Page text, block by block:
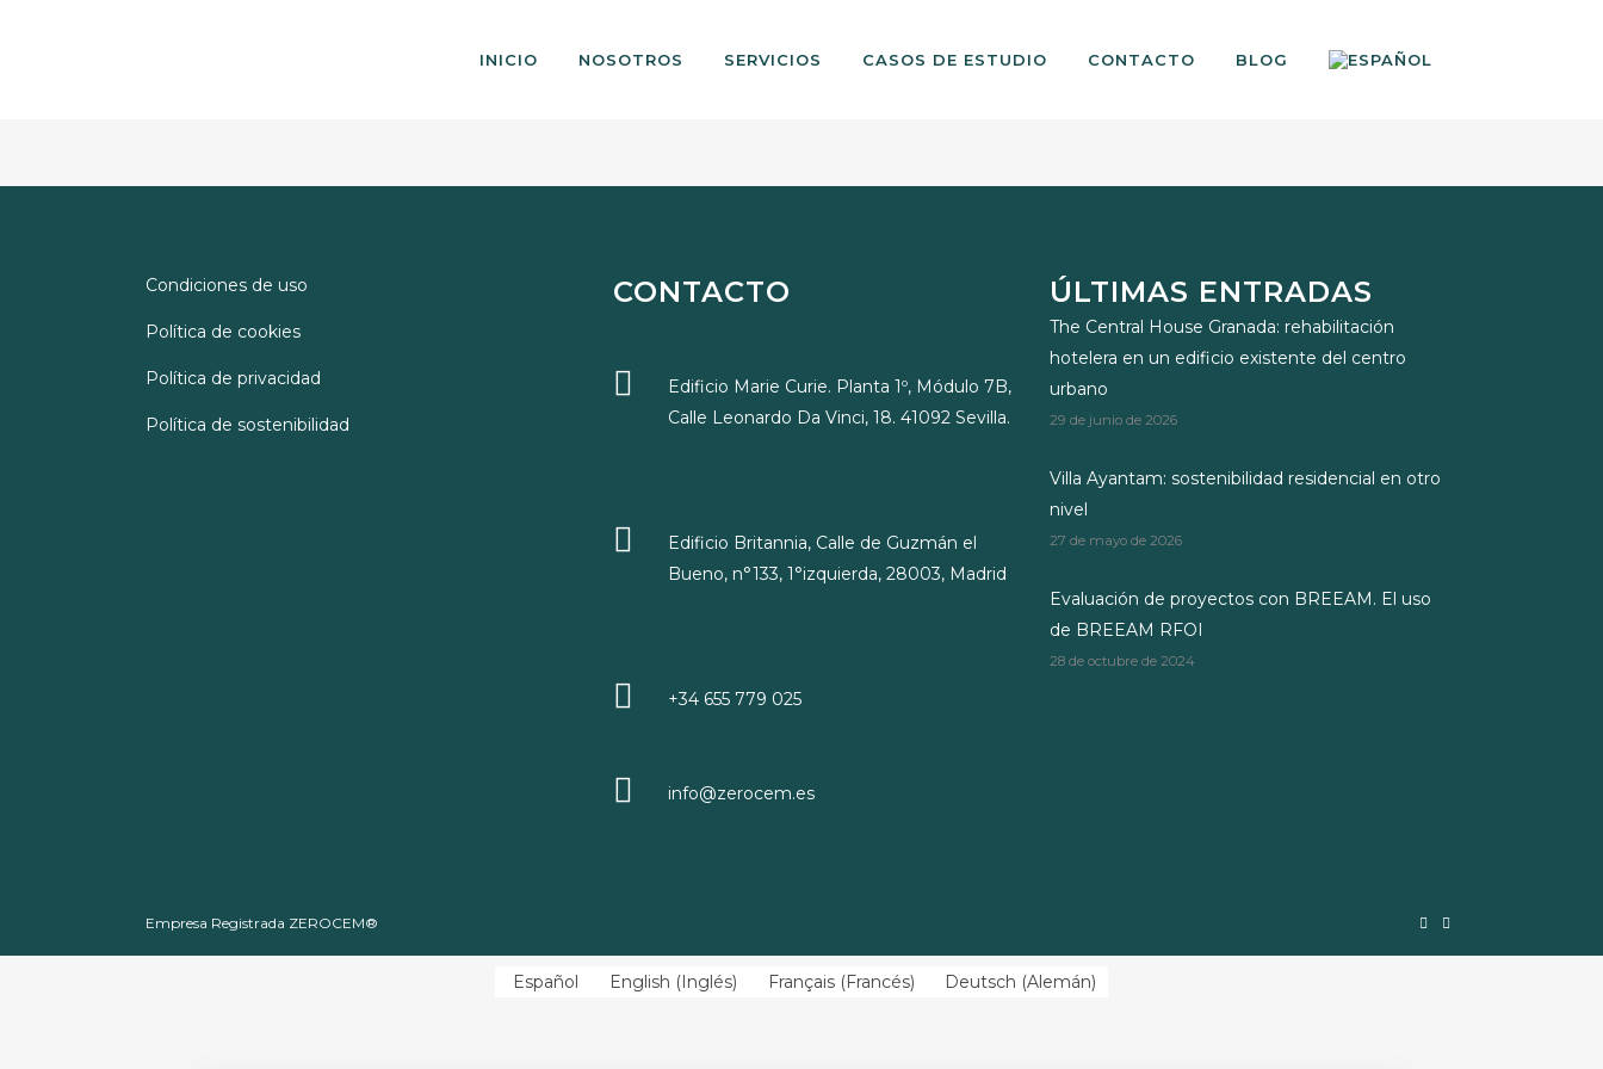
INICIO NOSOTROS SERVICIOS CASOS DE ESTUDIO CONTACTO BLOG
Condiciones de uso
Política de cookies
Política de privacidad
Política de sostenibilidad
CONTACTO
Edificio Marie Curie. Planta 1º, Módulo 7B,
Calle Leonardo Da Vinci, 18. 41092 Sevilla.
Edificio Britannia, Calle de Guzmán el
Bueno, n°133, 1°izquierda, 28003, Madrid
+34 655 779 025
info@zerocem.es
ÚLTIMAS ENTRADAS
The Central House Granada: rehabilitación
hotelera en un edificio existente del centro
urbano
29 de junio de 2026
Villa Ayantam: sostenibilidad residencial en otro
nivel
27 de mayo de 2026
Evaluación de proyectos con BREEAM. El uso
de BREEAM RFOI
28 de octubre de 2024
Empresa Registrada ZEROCEM®
Español English ( Inglés) Français(Francés) Deutsch (Alemán)